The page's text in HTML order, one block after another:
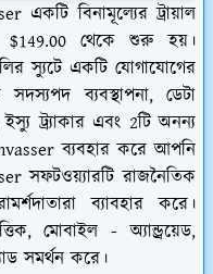
একটি বিনামূল্যের ট্রায়াল
থেকে শুরু হয়।
স্যুটে একটি যোগাযোগের
সদস্যপদ ব্যবস্থাপনা, ডেটা
ইস্যু ট্র্যাকার এবং 2টি অনন্য
ব্যবহার করে আপনি
সফটওয়্যারটি রাজনৈতিক
ব্যাবহার করে।
মোবাইল - অ্যান্ড্রয়েড,
সমর্থন করে।